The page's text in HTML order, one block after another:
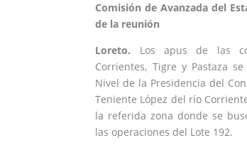
Comisión de Avanzada del
de la reunión
Loreto. Los apus de las
Corrientes, Tigre y Pastaza
Nivel de la Presidencia del
Teniente López del río
la referida zona donde se
las operaciones del Lote 192.